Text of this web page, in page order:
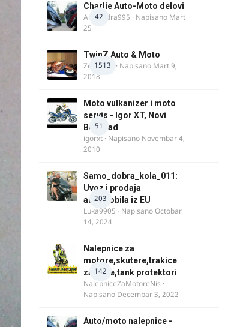
42
Charlie Auto-Moto delovi
Alexandra995 · Napisano Mart
25
1513
TwinZ Auto & Moto
Zeljkamp · Napisano Mart 9,
2018
51
Moto vulkanizer i moto
servis - Igor XT, Novi
Beograd
igorxt · Napisano Novembar 4,
2010
203
Samo_dobra_kola_011:
Uvoz i prodaja
automobila iz EU
Luka9905 · NapisanoOctobar
14, 2024
142
Nalepnice za
motore,skutere,trakice
za felne,tank protektori
NalepniceZaMotoreNis ·
Napisano Decembar 3, 2022
Auto/moto nalepnice -